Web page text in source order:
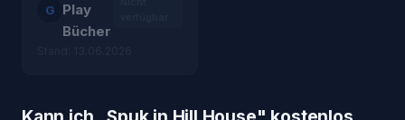
G
Play
Bücher